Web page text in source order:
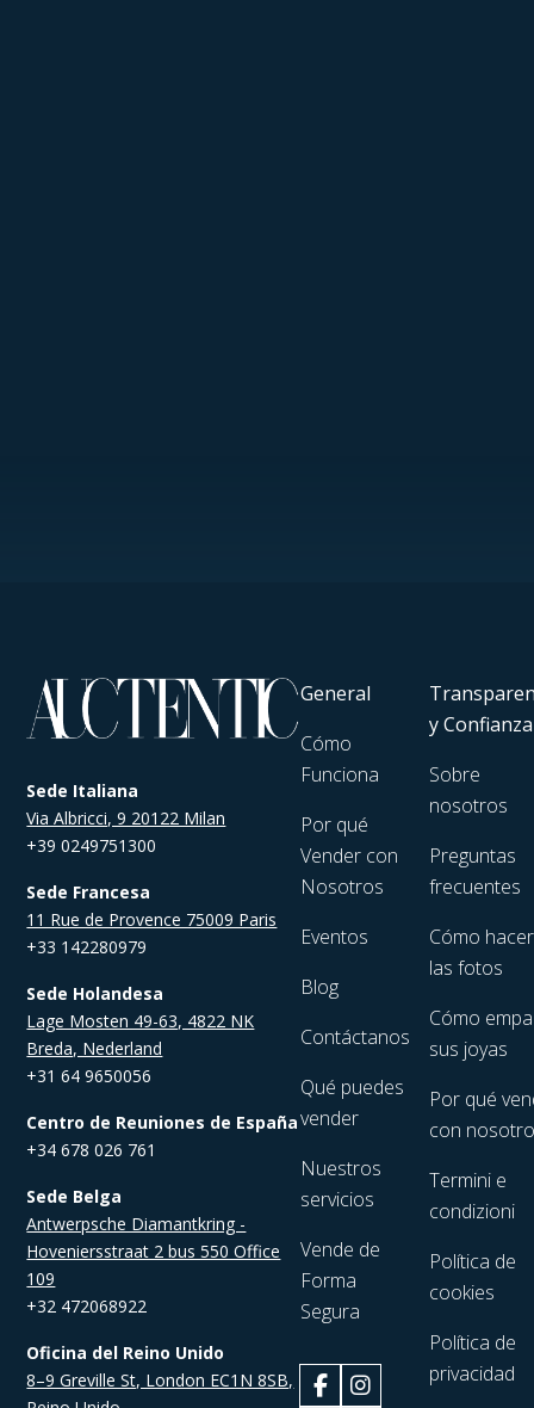
Sede Italiana
Via Albricci, 9 20122 Milan
+39 0249751300
Sede Francesa
11 Rue de Provence 75009 Paris
+33 142280979
Sede Holandesa
Lage Mosten 49-63, 4822 NK
Breda, Nederland
+31 64 9650056
Centro de Reuniones de España
+34 678 026 761
Sede Belga
Antwerpsche Diamantkring -
Hoveniersstraat 2 bus 550 Office
109
+32 472068922
Oficina del Reino Unido
8–9 Greville St, London EC1N 8SB,
General
Cómo
Funciona
Por qué
Vender con
Nosotros
Eventos
Blog
Contáctanos
Qué puedes
vender
Nuestros
servicios
Vende de
Forma
Segura
y Confianza
Sobre
nosotros
Preguntas
frecuentes
Cómo hacer
las fotos
Cómo
sus joyas
Por qué
con
Termini e
condizioni
Política de
cookies
Política de
privacidad